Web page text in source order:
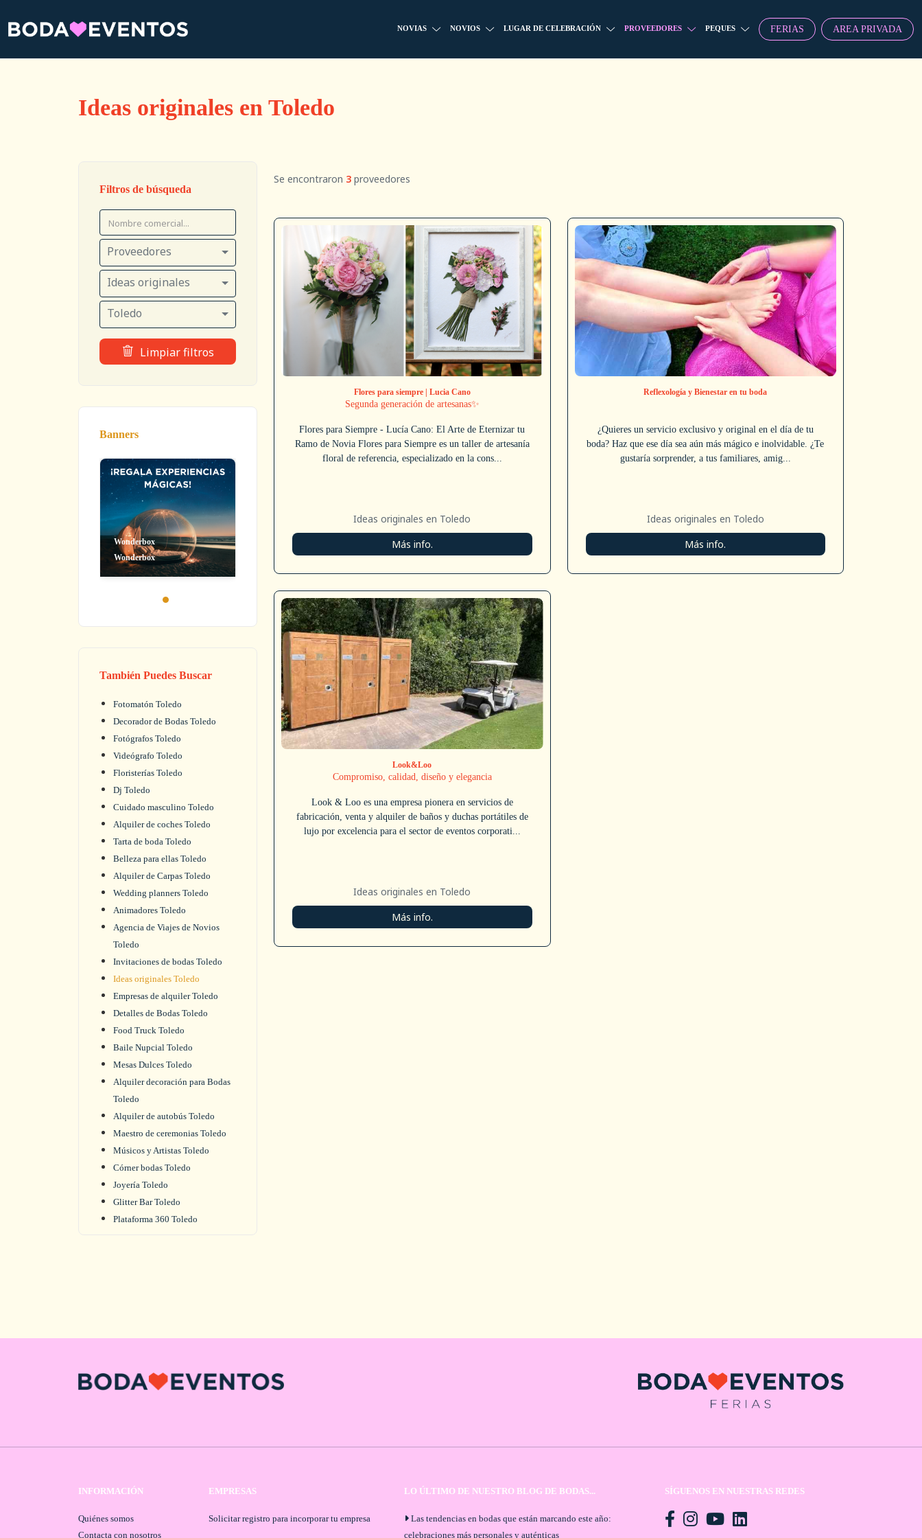
NOVIAS NOVIOS LUGAR DE CELEBRACIÓN PROVEEDORES PEQUES FERIAS AREA PRIVADA
Ideas originales en Toledo
Filtros de búsqueda
Proveedores
Ideas originales
Toledo
Limpiar filtros
Banners
Wonderbox
Wonderbox
También Puedes Buscar
Fotomatón Toledo
Decorador de Bodas Toledo
Fotógrafos Toledo
Videógrafo Toledo
Floristerías Toledo
Dj Toledo
Cuidado masculino Toledo
Alquiler de coches Toledo
Tarta de boda Toledo
Belleza para ellas Toledo
Alquiler de Carpas Toledo
Wedding planners Toledo
Animadores Toledo
Agencia de Viajes de Novios
Toledo
Invitaciones de bodas Toledo
Ideas originales Toledo
Empresas de alquiler Toledo
Detalles de Bodas Toledo
Food Truck Toledo
Baile Nupcial Toledo
Mesas Dulces Toledo
Alquiler decoración para Bodas
Toledo
Alquiler de autobús Toledo
Maestro de ceremonias Toledo
Músicos y Artistas Toledo
Córner bodas Toledo
Joyería Toledo
Glitter Bar Toledo
Plataforma 360 Toledo
Se encontraron 3 proveedores
Flores para siempre | Lucia Cano
Segunda generación de artesanas✨
Flores para Siempre - Lucía Cano: El Arte de Eternizar tu
Ramo de Novia Flores para Siempre es un taller de artesanía
floral de referencia, especializado en la cons...
Ideas originales en Toledo
Más info.
Reflexología y Bienestar en tu boda
¿Quieres un servicio exclusivo y original en el día de tu
boda? Haz que ese día sea aún más mágico e inolvidable. ¿Te
gustaría sorprender, a tus familiares, amig...
Ideas originales en Toledo
Más info.
Look&Loo
Compromiso, calidad, diseño y elegancia
Look & Loo es una empresa pionera en servicios de
fabricación, venta y alquiler de baños y duchas portátiles de
lujo por excelencia para el sector de eventos corporati...
Ideas originales en Toledo
Más info.
INFORMACIÓN
Quiénes somos
Contacta con nosotros
EMPRESAS
Solicitar registro para incorporar tu empresa
LO ÚLTIMO DE NUESTRO BLOG DE BODAS...
Las tendencias en bodas que están marcando este año:
celebraciones más personales y auténticas
SÍGUENOS EN NUESTRAS REDES